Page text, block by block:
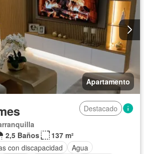
Apartamento
Destacado
2,5 Baños
137 m²
con discapacidad
Agua